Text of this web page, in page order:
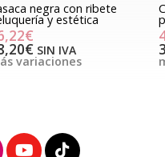
Casaca negra con tachuelas
peluquería y estética
42,83€
35,40€SIN IVA
más variaciones